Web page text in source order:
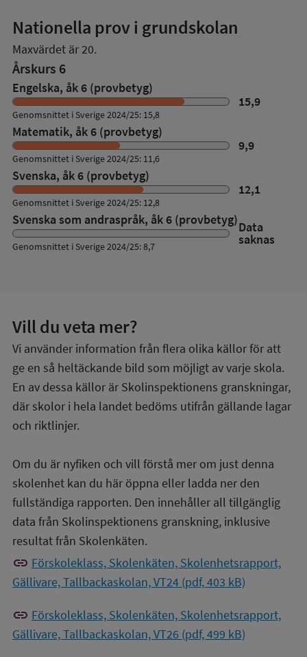
Nationella prov i grundskolan
Maxvärdet är 20.
Årskurs 6
Engelska, åk 6 (provbetyg)
15,9
Genomsnittet i Sverige 2024/25: 15,8
Matematik, åk 6 (provbetyg)
9,9
Genomsnittet i Sverige 2024/25: 11,6
Svenska, åk 6 (provbetyg)
12,1
Genomsnittet i Sverige 2024/25: 12,8
Svenska som andraspråk, åk 6 (provbetyg)Data
saknas
Genomsnittet i Sverige 2024/25: 8,7
Vill du veta mer?
Vi använder information från flera olika källor för att
ge en så heltäckande bild som möjligt av varje skola.
En av dessa källor är Skolinspektionens granskningar,
där skolor i hela landet bedöms utifrån gällande lagar
och riktlinjer.
Om du är nyfiken och vill förstå mer om just denna
skolenhet kan du här öppna eller ladda ner den
fullständiga rapporten. Den innehåller all tillgänglig
data från Skolinspektionens granskning, inklusive
resultat från Skolenkäten.
link Förskoleklass, Skolenkäten, Skolenhetsrapport,
Gällivare, Tallbackaskolan, VT24 (pdf, 403 kB)
link Förskoleklass, Skolenkäten, Skolenhetsrapport,
Gällivare, Tallbackaskolan, VT26 (pdf, 499 kB)